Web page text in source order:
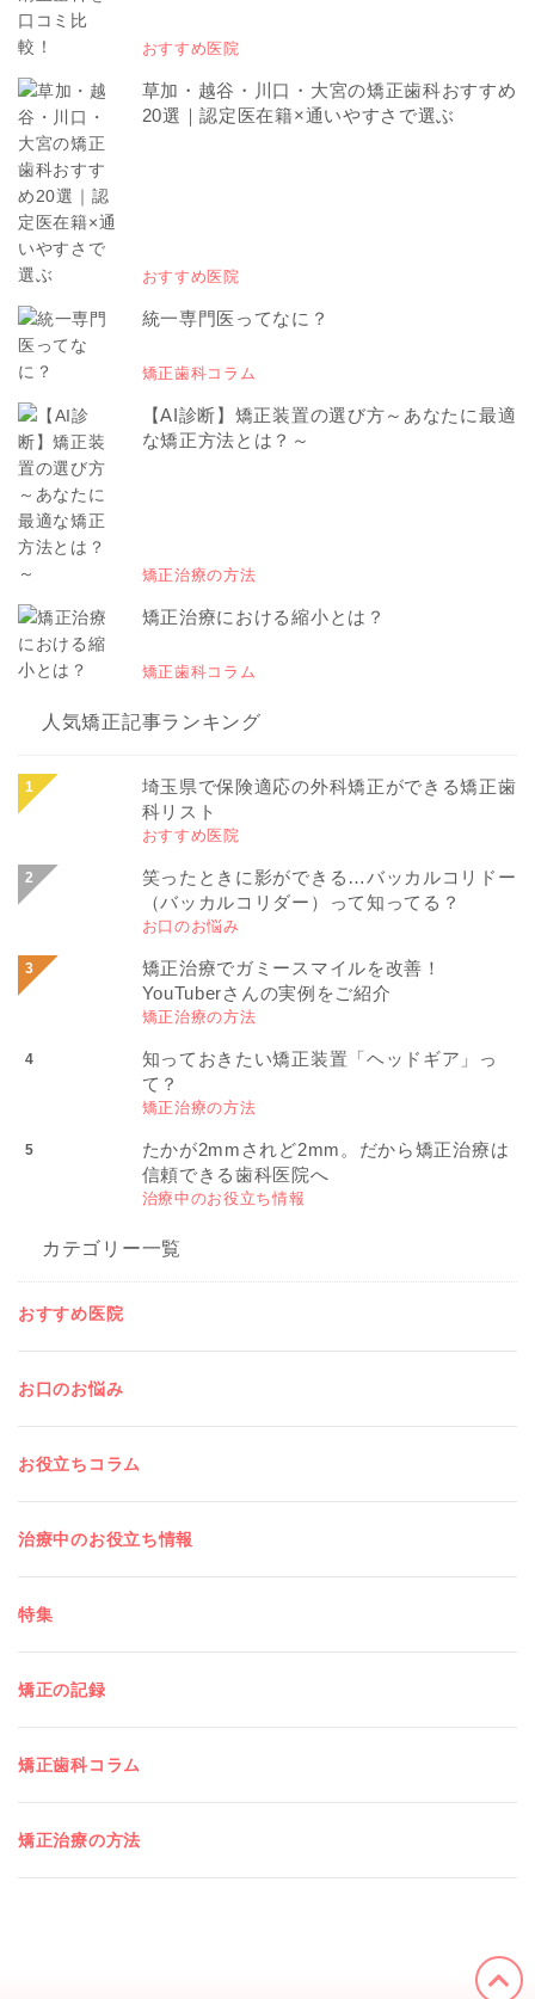
おすすめ医院
草加・越谷・川口・大宮の矯正歯科おすすめ
20選｜認定医在籍×通いやすさで選ぶ
おすすめ医院
統一専門医ってなに？
矯正歯科コラム
【AI診断】矯正装置の選び方～あなたに最適
な矯正方法とは？～
矯正治療の方法
矯正治療における縮小とは？
矯正歯科コラム
人気矯正記事ランキング
埼玉県で保険適応の外科矯正ができる矯正歯
科リスト
おすすめ医院
笑ったときに影ができる…バッカルコリドー
（バッカルコリダー）って知ってる？
お口のお悩み
矯正治療でガミースマイルを改善！
YouTuberさんの実例をご紹介
矯正治療の方法
知っておきたい矯正装置「ヘッドギア」っ
て？
矯正治療の方法
たかが2mmされど2mm。だから矯正治療は
信頼できる歯科医院へ
治療中のお役立ち情報
カテゴリー一覧
おすすめ医院
お口のお悩み
お役立ちコラム
治療中のお役立ち情報
特集
矯正の記録
矯正歯科コラム
矯正治療の方法